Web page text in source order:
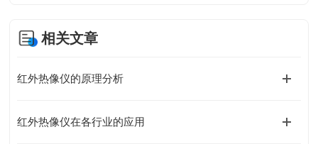
相关文章
红外热像仪的原理分析
红外热像仪在各行业的应用